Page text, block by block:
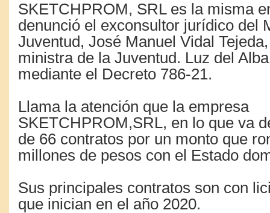
SKETCHPROM, SRL es la misma
denunció el exconsultor jurídico del
Juventud, José Manuel Vidal
ministra de la Juventud. Luz del
mediante el Decreto 786-21.
Llama la atención que la empresa
SKETCHPROM,SRL, en lo que va
de 66 contratos por un monto que
millones de pesos con el Estado
Sus principales contratos son con
que inician en el año 2020.